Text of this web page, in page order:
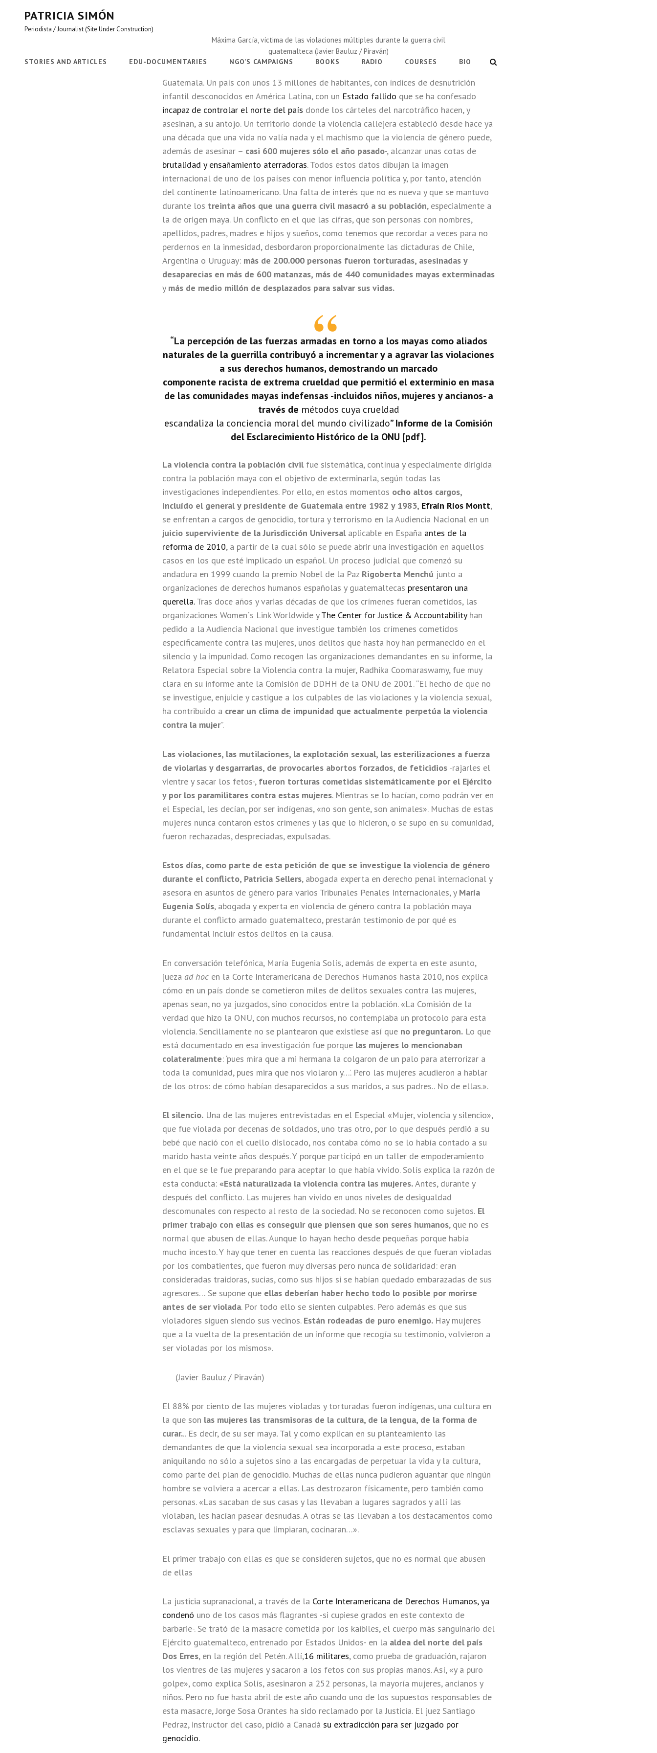
PATRICIA SIMÓN
Periodista / Journalist (Site Under Construction)
STORIES AND ARTICLES EDU-DOCUMENTARIES NGO’S CAMPAIGNS BOOKS RADIO COURSES BIO
Máxima García, víctima de las violaciones múltiples durante la guerra civil
guatemalteca (Javier Bauluz / Piraván)
Guatemala. Un país con unos 13 millones de habitantes, con índices de desnutrición
infantil desconocidos en América Latina, con un Estado fallido que se ha confesado
incapaz de controlar el norte del país donde los cárteles del narcotráfico hacen, y
asesinan, a su antojo. Un territorio donde la violencia callejera estableció desde hace ya
una década que una vida no valía nada y el machismo que la violencia de género puede,
además de asesinar – casi 600 mujeres sólo el año pasado-, alcanzar unas cotas de
brutalidad y ensañamiento aterradoras. Todos estos datos dibujan la imagen
internacional de uno de los países con menor influencia política y, por tanto, atención
del continente latinoamericano. Una falta de interés que no es nueva y que se mantuvo
durante los treinta años que una guerra civil masacró a su población, especialmente a
la de origen maya. Un conflicto en el que las cifras, que son personas con nombres,
apellidos, padres, madres e hijos y sueños, como tenemos que recordar a veces para no
perdernos en la inmesidad, desbordaron proporcionalmente las dictaduras de Chile,
Argentina o Uruguay: más de 200.000 personas fueron torturadas, asesinadas y
desaparecias en más de 600 matanzas, más de 440 comunidades mayas exterminadas
y más de medio millón de desplazados para salvar sus vidas.
“La percepción de las fuerzas armadas en torno a los mayas como aliados
naturales de la guerrilla contribuyó a incrementar y a agravar las violaciones
a sus derechos humanos, demostrando un marcado
componente racista de extrema crueldad que permitió el exterminio en masa
de las comunidades mayas indefensas -incluidos niños, mujeres y ancianos- a
través de métodos cuya crueldad
escandaliza la conciencia moral del mundo civilizado” Informe de la Comisión
del Esclarecimiento Histórico de la ONU [pdf].
La violencia contra la población civil fue sistemática, contínua y especialmente dirigida
contra la población maya con el objetivo de exterminarla, según todas las
investigaciones independientes. Por ello, en estos momentos ocho altos cargos,
incluído el general y presidente de Guatemala entre 1982 y 1983, Efraín Ríos Montt,
se enfrentan a cargos de genocidio, tortura y terrorismo en la Audiencia Nacional en un
juicio superviviente de la Jurisdicción Universal aplicable en España antes de la
reforma de 2010, a partir de la cual sólo se puede abrir una investigación en aquellos
casos en los que esté implicado un español. Un proceso judicial que comenzó su
andadura en 1999 cuando la premio Nobel de la Paz Rigoberta Menchú junto a
organizaciones de derechos humanos españolas y guatemaltecas presentaron una
querella.Tras doce años y varias décadas de que los crímenes fueran cometidos, las
organizaciones Women´s Link Worldwide yThe Center for Justice & Accountabilityhan
pedido a la Audiencia Nacional que investigue también los crímenes cometidos
específicamente contra las mujeres, unos delitos que hasta hoy han permanecido en el
silencio y la impunidad. Como recogen las organizaciones demandantes en su informe, la
Relatora Especial sobre la Violencia contra la mujer, Radhika Coomaraswamy, fue muy
clara en su informe ante la Comisión de DDHH de la ONU de 2001. “El hecho de que no
se investigue, enjuicie y castigue a los culpables de las violaciones y la violencia sexual,
ha contribuido a crear un clima de impunidad que actualmente perpetúa la violencia
contra la mujer”.
Las violaciones, las mutilaciones, la explotación sexual, las esterilizaciones a fuerza
de violarlas y desgarrarlas, de provocarles abortos forzados, de feticidios -rajarles el
vientre y sacar los fetos-, fueron torturas cometidas sistemáticamente por el Ejército
y por los paramilitares contra estas mujeres. Mientras se lo hacían, como podrán ver en
el Especial, les decían, por ser indígenas, «no son gente, son animales». Muchas de estas
mujeres nunca contaron estos crímenes y las que lo hicieron, o se supo en su comunidad,
fueron rechazadas, despreciadas, expulsadas.
Estos días, como parte de esta petición de que se investigue la violencia de género
durante el conflicto, Patricia Sellers, abogada experta en derecho penal internacional y
asesora en asuntos de género para varios Tribunales Penales Internacionales, y María
Eugenia Solís, abogada y experta en violencia de género contra la población maya
durante el conflicto armado guatemalteco, prestarán testimonio de por qué es
fundamental incluir estos delitos en la causa.
En conversación telefónica, María Eugenia Solís, además de experta en este asunto,
jueza ad hoc en la Corte Interamericana de Derechos Humanos hasta 2010, nos explica
cómo en un país donde se cometieron miles de delitos sexuales contra las mujeres,
apenas sean, no ya juzgados, sino conocidos entre la población. «La Comisión de la
verdad que hizo la ONU, con muchos recursos, no contemplaba un protocolo para esta
violencia. Sencillamente no se plantearon que existiese así que no preguntaron. Lo que
está documentado en esa investigación fue porque las mujeres lo mencionaban
colateralmente: ‘pues mira que a mi hermana la colgaron de un palo para aterrorizar a
toda la comunidad, pues mira que nos violaron y…’. Pero las mujeres acudieron a hablar
de los otros: de cómo habían desaparecidos a sus maridos, a sus padres.. No de ellas.».
El silencio. Una de las mujeres entrevistadas en el Especial «Mujer, violencia y silencio»,
que fue violada por decenas de soldados, uno tras otro, por lo que después perdió a su
bebé que nació con el cuello dislocado, nos contaba cómo no se lo había contado a su
marido hasta veinte años después. Y porque participó en un taller de empoderamiento
en el que se le fue preparando para aceptar lo que había vivido. Solís explica la razón de
esta conducta: «Está naturalizada la violencia contra las mujeres.Antes, durante y
después del conflicto. Las mujeres han vivido en unos niveles de desigualdad
descomunales con respecto al resto de la sociedad. No se reconocen como sujetos. El
primer trabajo con ellas es conseguir que piensen que son seres humanos, que no es
normal que abusen de ellas. Aunque lo hayan hecho desde pequeñas porque había
mucho incesto. Y hay que tener en cuenta las reacciones después de que fueran violadas
por los combatientes, que fueron muy diversas pero nunca de solidaridad: eran
consideradas traidoras, sucias, como sus hijos si se habían quedado embarazadas de sus
agresores… Se supone que ellas deberían haber hecho todo lo posible por morirse
antes de ser violada. Por todo ello se sienten culpables. Pero además es que sus
violadores siguen siendo sus vecinos. Están rodeadas de puro enemigo. Hay mujeres
que a la vuelta de la presentación de un informe que recogía su testimonio, volvieron a
ser violadas por los mismos».
(Javier Bauluz / Piraván)
El 88% por ciento de las mujeres violadas y torturadas fueron indígenas, una cultura en
la que son las mujeres las transmisoras de la cultura, de la lengua, de la forma de
curar... Es decir, de su ser maya. Tal y como explican en su planteamiento las
demandantes de que la violencia sexual sea incorporada a este proceso, estaban
aniquilando no sólo a sujetos sino a las encargadas de perpetuar la vida y la cultura,
como parte del plan de genocidio. Muchas de ellas nunca pudieron aguantar que ningún
hombre se volviera a acercar a ellas. Las destrozaron físicamente, pero también como
personas. «Las sacaban de sus casas y las llevaban a lugares sagrados y allí las
violaban, les hacían pasear desnudas. A otras se las llevaban a los destacamentos como
esclavas sexuales y para que limpiaran, cocinaran…».
El primer trabajo con ellas es que se consideren sujetos, que no es normal que abusen
de ellas
La justicia supranacional, a través de la Corte Interamericana de Derechos Humanos, ya
condenó uno de los casos más flagrantes -si cupiese grados en este contexto de
barbarie-. Se trató de la masacre cometida por los kaibiles, el cuerpo más sanguinario del
Ejército guatemalteco, entrenado por Estados Unidos- en la aldea del norte del país
Dos Erres, en la región del Petén. Allí,16 militares, como prueba de graduación, rajaron
los vientres de las mujeres y sacaron a los fetos con sus propias manos. Así, «y a puro
golpe», como explica Solís, asesinaron a 252 personas, la mayoría mujeres, ancianos y
niños. Pero no fue hasta abril de este año cuando uno de los supuestos responsables de
esta masacre, Jorge Sosa Orantes ha sido reclamado por la Justicia. El juez Santiago
Pedraz, instructor del caso, pidió a Canadá su extradicción para ser juzgado por
genocidio.